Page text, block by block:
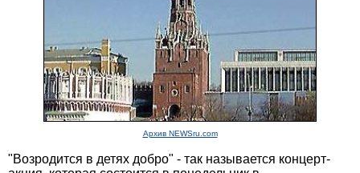
Архив NEWSru.com
"Возродится в детях добро" - так называется концерт-